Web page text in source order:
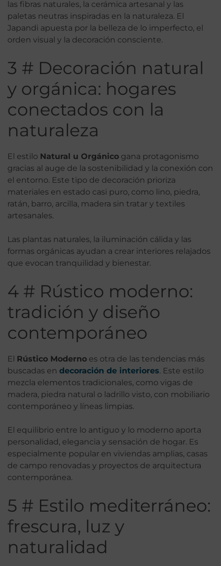
las fibras naturales, la cerámica artesanal y las
paletas neutras inspiradas en la naturaleza. El
Japandi apuesta por la belleza de lo imperfecto, el
orden visual y la decoración consciente.
3 # Decoración natural
y orgánica: hogares
conectados con la
naturaleza
El estilo Natural u Orgánico gana protagonismo
gracias al auge de la sostenibilidad y la conexión con
el entorno. Este tipo de decoración prioriza
materiales en estado casi puro, como lino, piedra,
ratán, barro, arcilla, madera sin tratar y textiles
artesanales.
Las plantas naturales, la iluminación cálida y las
formas orgánicas ayudan a crear interiores relajados
que evocan tranquilidad y bienestar.
4 # Rústico moderno:
tradición y diseño
contemporáneo
El Rústico Moderno es otra de las tendencias más
buscadas en decoración de interiores. Este estilo
mezcla elementos tradicionales, como vigas de
madera, piedra natural o ladrillo visto, con mobiliario
contemporáneo y líneas limpias.
El equilibrio entre lo antiguo y lo moderno aporta
personalidad, elegancia y sensación de hogar. Es
especialmente popular en viviendas amplias, casas
de campo renovadas y proyectos de arquitectura
contemporánea.
5 # Estilo mediterráneo:
frescura, luz y
naturalidad